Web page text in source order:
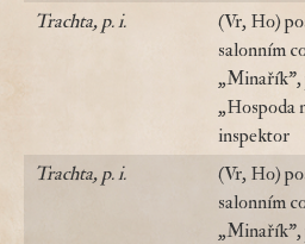
Trachta, p. i.
(Vr, Ho)
salonním
„Minařík",
„Hospoda
inspektor
Trachta, p. i.
(Vr, Ho)
salonním
„Minařík",